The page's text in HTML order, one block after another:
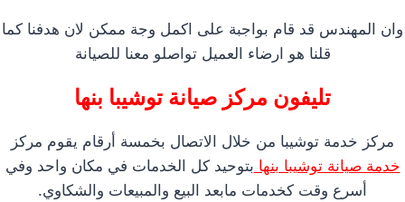
وان المهندس قد قام بواجبة على اكمل وجة ممكن لان هدفنا كما
قلنا هو ارضاء العميل تواصلو معنا للصيانة
تليفون مركز صيانة توشيبا بنها
مركز خدمة توشيبا من خلال الاتصال بخمسة أرقام يقوم مركز
خدمة صيانة توشيبا بنها بتوحيد كل الخدمات في مكان واحد وفي
أسرع وقت كخدمات مابعد البيع والمبيعات والشكاوي.